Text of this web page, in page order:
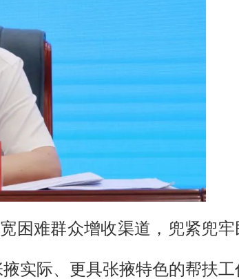
困难群众增收渠道，兜紧兜
实际、更具张掖特色的帮扶工